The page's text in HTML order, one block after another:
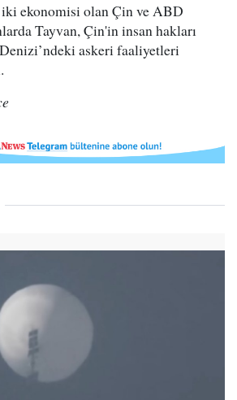
iki ekonomisi olan Çin ve ABD
Tayvan, Çin'in insan hakları
askeri faaliyetleri